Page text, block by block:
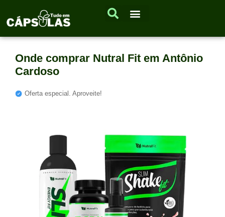
Onde comprar Nutral Fit em Antônio
Cardoso
Oferta especial. Aproveite!